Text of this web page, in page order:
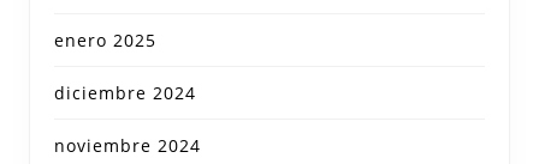
enero 2025
diciembre 2024
noviembre 2024